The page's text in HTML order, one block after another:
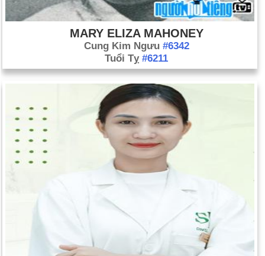
MARY ELIZA MAHONEY
Cung Kim Ngưu #6342
Tuổi Tỵ #6211